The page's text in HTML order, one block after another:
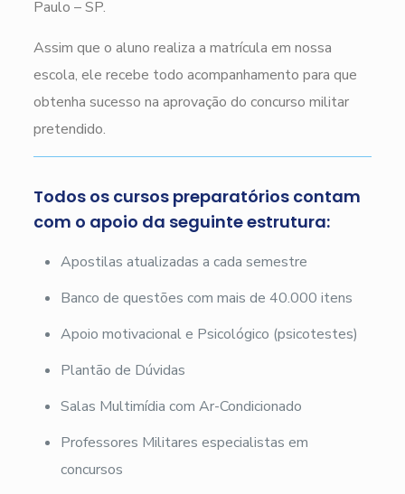
Paulo – SP.
Assim que o aluno realiza a matrícula em nossa
escola, ele recebe todo acompanhamento para que
obtenha sucesso na aprovação do concurso militar
pretendido.
Todos os cursos preparatórios contam
com o apoio da seguinte estrutura:
Apostilas atualizadas a cada semestre
Banco de questões com mais de 40.000 itens
Apoio motivacional e Psicológico (psicotestes)
Plantão de Dúvidas
Salas Multimídia com Ar-Condicionado
Professores Militares especialistas em
concursos